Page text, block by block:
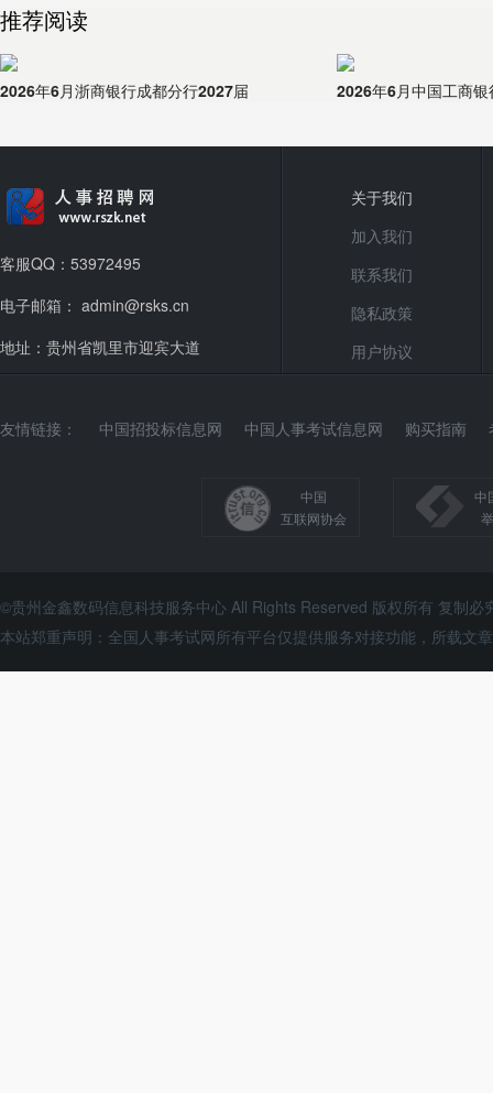
推荐阅读
2026年6月浙商银行成都分行2027届 2026年6月中国工商
客服QQ：53972495
电子邮箱： admin@rsks.cn
地址：贵州省凯里市迎宾大道
关于我们
加入我们
联系我们
隐私政策
用户协议
友情链接： 中国招投标信息网 中国人事考试信息网 购买指南
中国
互联网协会
中
©贵州金鑫数码信息科技服务中心 All Rights Reserved 版权所有 复制必
本站郑重声明：全国人事考试网所有平台仅提供服务对接功能，所载文